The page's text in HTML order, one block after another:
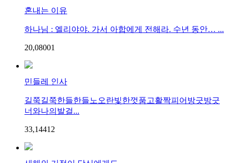
혼내는 이유
하나님 : 엘리야야. 가서 아합에게 전해라. 수년 동안… ...
20,08001
민들레 인사
길쭉길쭉한들한들노오란빛한껏품고활짝피어방긋방긋
너와나의발걸...
33,14412